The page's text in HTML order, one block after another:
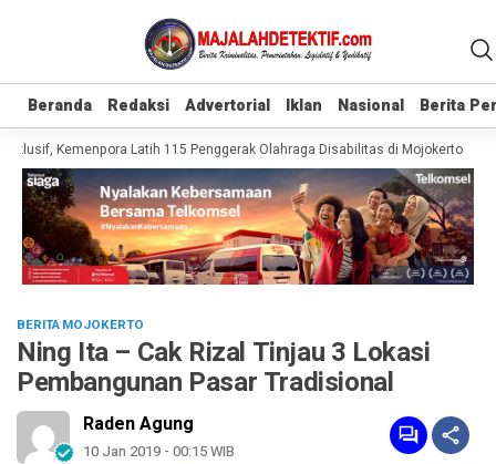
Beranda Redaksi Advertorial Iklan Nasional Berita
Beranda Redaksi Advertorial Iklan Nasional Berita
Kemenpora Latih 115 Penggerak Olahraga Disabilitas di Mojokerto
BERITA MOJOKERTO
Ning Ita – Cak Rizal Tinjau 3 Lokasi
Pembangunan Pasar Tradisional
Raden Agung
10 Jan 2019 - 00:15 WIB